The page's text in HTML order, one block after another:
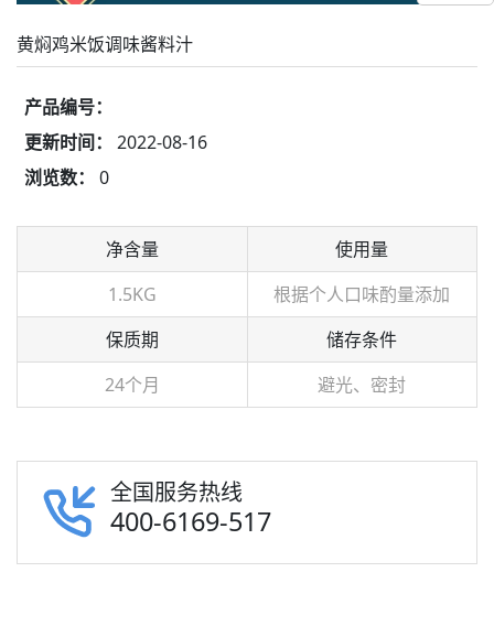
黄焖鸡米饭调味酱料汁
产品编号：
更新时间：
2022-08-16
浏览数：
0
净含量
1.5KG
使用量
根据个人口味酌量添加
保质期
24个月
储存条件
避光、密封
全国服务热线
400-6169-517